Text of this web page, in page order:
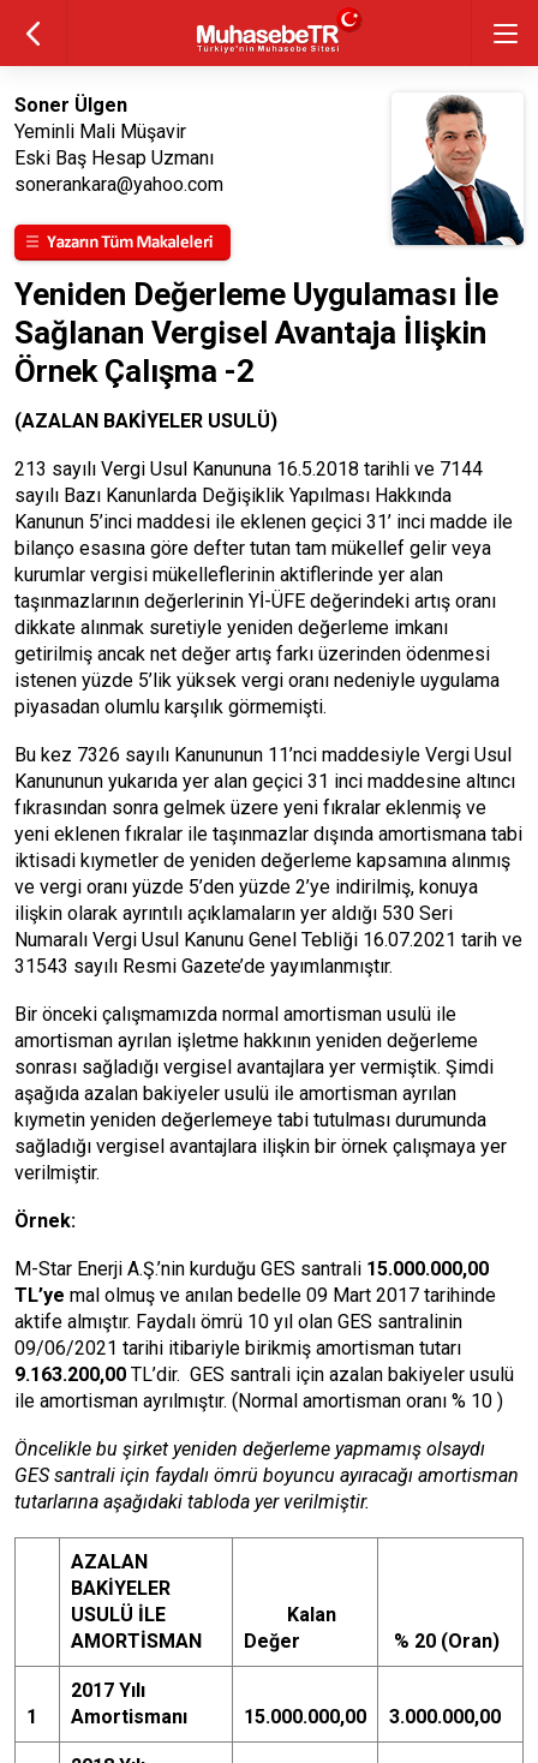
Soner Ülgen
Yeminli Mali Müşavir
Eski Baş Hesap Uzmanı
sonerankara@yahoo.com
Yeniden Değerleme Uygulaması İle
Sağlanan Vergisel Avantaja İlişkin
Örnek Çalışma -2
(AZALAN BAKİYELER USULÜ)
213 sayılı Vergi Usul Kanununa 16.5.2018 tarihli ve 7144
sayılı Bazı Kanunlarda Değişiklik Yapılması Hakkında
Kanunun 5’inci maddesi ile eklenen geçici 31’ inci madde ile
bilanço esasına göre defter tutan tam mükellef gelir veya
kurumlar vergisi mükelleflerinin aktiflerinde yer alan
taşınmazlarının değerlerinin Yİ-ÜFE değerindeki artış oranı
dikkate alınmak suretiyle yeniden değerleme imkanı
getirilmiş ancak net değer artış farkı üzerinden ödenmesi
istenen yüzde 5’lik yüksek vergi oranı nedeniyle uygulama
piyasadan olumlu karşılık görmemişti.
Bu kez 7326 sayılı Kanununun 11’nci maddesiyle Vergi Usul
Kanununun yukarıda yer alan geçici 31 inci maddesine altıncı
fıkrasından sonra gelmek üzere yeni fıkralar eklenmiş ve
yeni eklenen fıkralar ile taşınmazlar dışında amortismana tabi
iktisadi kıymetler de yeniden değerleme kapsamına alınmış
ve vergi oranı yüzde 5’den yüzde 2’ye indirilmiş, konuya
ilişkin olarak ayrıntılı açıklamaların yer aldığı 530 Seri
Numaralı Vergi Usul Kanunu Genel Tebliği 16.07.2021 tarih ve
31543 sayılı Resmi Gazete’de yayımlanmıştır.
Bir önceki çalışmamızda normal amortisman usulü ile
amortisman ayrılan işletme hakkının yeniden değerleme
sonrası sağladığı vergisel avantajlara yer vermiştik. Şimdi
aşağıda azalan bakiyeler usulü ile amortisman ayrılan
kıymetin yeniden değerlemeye tabi tutulması durumunda
sağladığı vergisel avantajlara ilişkin bir örnek çalışmaya yer
verilmiştir.
Örnek:
M-Star Enerji A.Ş.’nin kurduğu GES santrali 15.000.000,00
TL’ye mal olmuş ve anılan bedelle 09 Mart 2017 tarihinde
aktife almıştır. Faydalı ömrü 10 yıl olan GES santralinin
09/06/2021 tarihi itibariyle birikmiş amortisman tutarı
9.163.200,00 TL’dir. GES santrali için azalan bakiyeler usulü
ile amortisman ayrılmıştır. (Normal amortisman oranı % 10 )
Öncelikle bu şirket yeniden değerleme yapmamış olsaydı
GES santrali için faydalı ömrü boyuncu ayıracağı amortisman
tutarlarına aşağıdaki tabloda yer verilmiştir.
AZALAN
BAKİYELER
USULÜ İLE
AMORTİSMAN
Kalan
Değer
% 20 (Oran)
1
2017 Yılı
Amortismanı
15.000.000,00 3.000.000,00